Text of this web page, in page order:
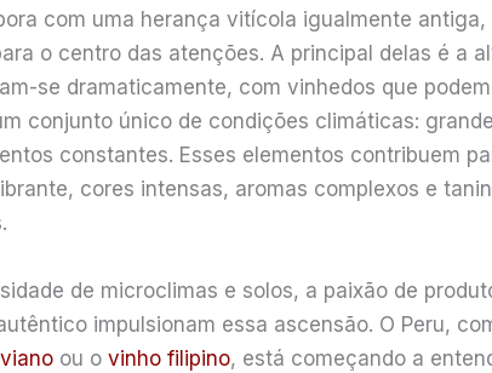
com uma herança vitícola igualmente
o centro das atenções. A principal delas é a
se dramaticamente, com vinhedos que
conjunto único de condições climáticas:
constantes. Esses elementos contribuem
cores intensas, aromas complexos e
de microclimas e solos, a paixão de
impulsionam essa ascensão. O Peru,
ou o vinho filipino, está começando a